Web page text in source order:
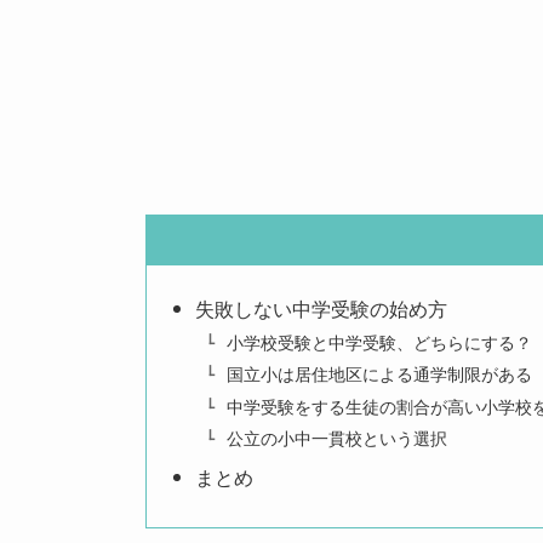
失敗しない中学受験の始め方
小学校受験と中学受験、どちらにする？
国立小は居住地区による通学制限がある
中学受験をする生徒の割合が高い小学校
公立の小中一貫校という選択
まとめ